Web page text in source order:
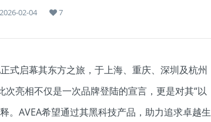
2026-02-04 7
式启幕其东方之旅，于上海、重庆、深圳及杭州
亮相不仅是一次品牌登陆的宣言，更是对其“以
。AVEA希望通过其黑科技产品，助力追求卓越生